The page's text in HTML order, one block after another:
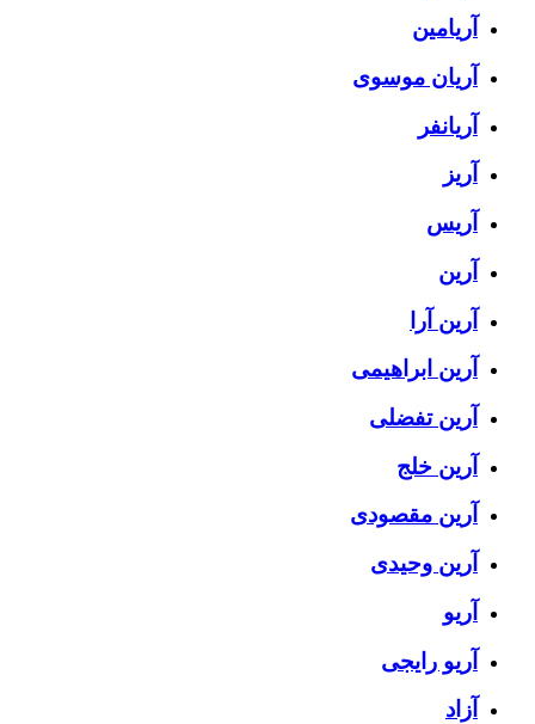
آریامین
آریان موسوی
آریانفر
آریز
آریس
آرین
آرین آرا
آرین ابراهیمی
آرین تفضلی
آرین خلج
آرین مقصودی
آرین وحیدی
آریو
آریو رایجی
آزاد